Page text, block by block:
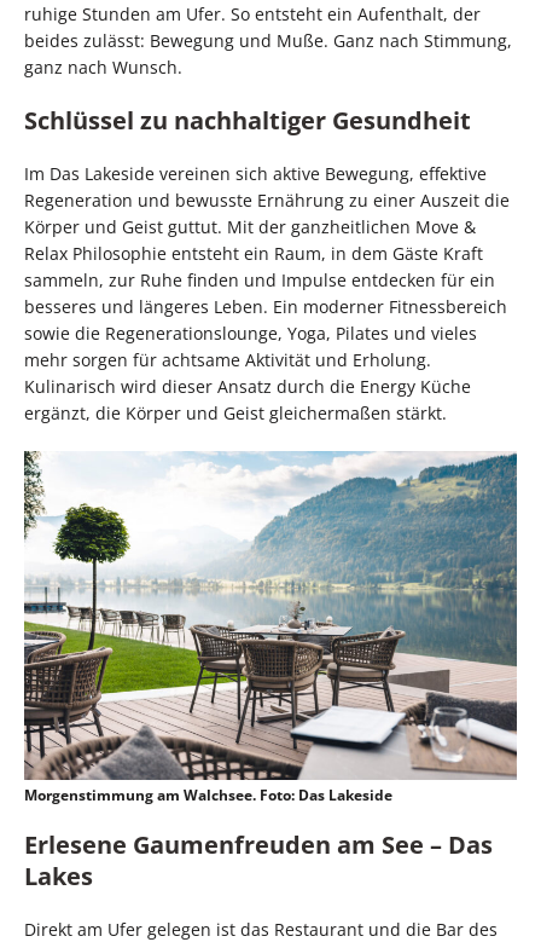
ruhige Stunden am Ufer. So entsteht ein Aufenthalt, der
beides zulässt: Bewegung und Muße. Ganz nach Stimmung,
ganz nach Wunsch.
Schlüssel zu nachhaltiger Gesundheit
Im Das Lakeside vereinen sich aktive Bewegung, effektive
Regeneration und bewusste Ernährung zu einer Auszeit die
Körper und Geist guttut. Mit der ganzheitlichen Move &
Relax Philosophie entsteht ein Raum, in dem Gäste Kraft
sammeln, zur Ruhe finden und Impulse entdecken für ein
besseres und längeres Leben. Ein moderner Fitnessbereich
sowie die Regenerationslounge, Yoga, Pilates und vieles
mehr sorgen für achtsame Aktivität und Erholung.
Kulinarisch wird dieser Ansatz durch die Energy Küche
ergänzt, die Körper und Geist gleichermaßen stärkt.
Morgenstimmung am Walchsee. Foto: Das Lakeside
Erlesene Gaumenfreuden am See – Das
Lakes
Direkt am Ufer gelegen ist das Restaurant und die Bar des